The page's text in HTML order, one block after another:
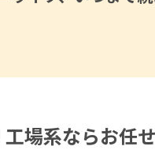
場系ならお任